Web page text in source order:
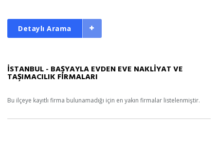
Detaylı Arama
İSTANBUL - BAŞYAYLA EVDEN EVE NAKLİYAT VE
TAŞIMACILIK FİRMALARI
Bu ilçeye kayıtlı firma bulunamadığı için en yakın firmalar listelenmiştir.